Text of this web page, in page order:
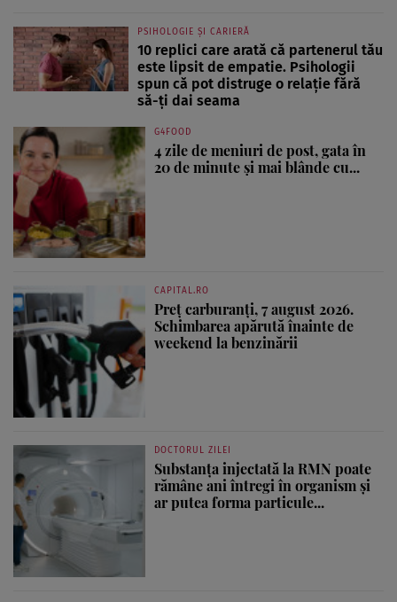
PSIHOLOGIE ȘI CARIERĂ
10 replici care arată că partenerul tău
este lipsit de empatie. Psihologii
spun că pot distruge o relație fără
să-ți dai seama
G4FOOD
4 zile de meniuri de post, gata în
20 de minute și mai blânde cu...
CAPITAL.RO
Preț carburanți, 7 august 2026.
Schimbarea apărută înainte de
weekend la benzinării
DOCTORUL ZILEI
Substanța injectată la RMN poate
rămâne ani întregi în organism și
ar putea forma particule...